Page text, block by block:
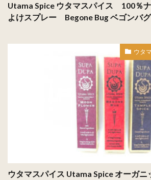
Utama Spice ウタマスパイス 100％
よけスプレー Begone Bug ベゴンバ
ウタ
ウタマスパイス Utama Spice オーガニ